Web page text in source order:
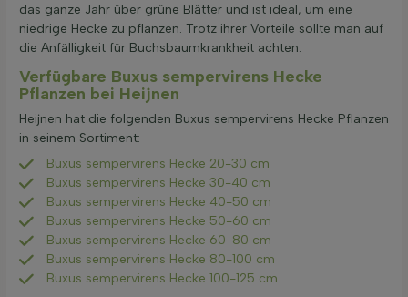
das ganze Jahr über grüne Blätter und ist ideal, um eine
niedrige Hecke zu pflanzen. Trotz ihrer Vorteile sollte man auf
die Anfälligkeit für Buchsbaumkrankheit achten.
Verfügbare Buxus sempervirens Hecke
Pflanzen bei Heijnen
Heijnen hat die folgenden Buxus sempervirens Hecke Pflanzen
in seinem Sortiment:
Buxus sempervirens Hecke 20-30 cm
Buxus sempervirens Hecke 30-40 cm
Buxus sempervirens Hecke 40-50 cm
Buxus sempervirens Hecke 50-60 cm
Buxus sempervirens Hecke 60-80 cm
Buxus sempervirens Hecke 80-100 cm
Buxus sempervirens Hecke 100-125 cm